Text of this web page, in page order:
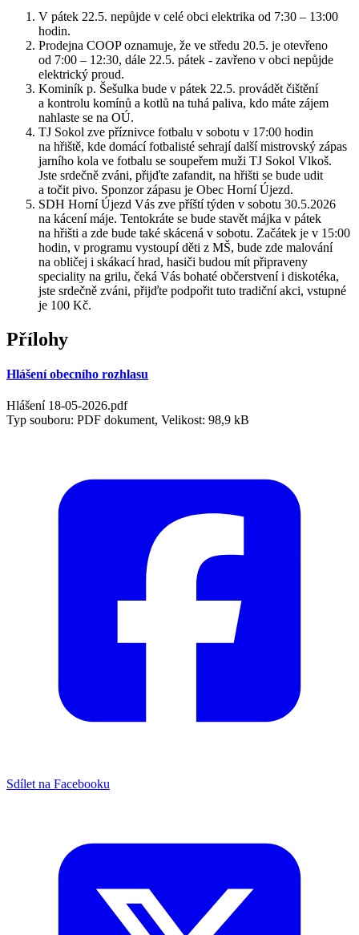
V pátek 22.5. nepůjde v celé obci elektrika od 7:30 – 13:00
hodin.
Prodejna COOP oznamuje, že ve středu 20.5. je otevřeno
od 7:00 – 12:30, dále 22.5. pátek - zavřeno v obci nepůjde
elektrický proud.
Kominík p. Šešulka bude v pátek 22.5. provádět čištění
a kontrolu komínů a kotlů na tuhá paliva, kdo máte zájem
nahlaste se na OÚ.
TJ Sokol zve příznivce fotbalu v sobotu v 17:00 hodin
na hřiště, kde domácí fotbalisté sehrají další mistrovský zápas
jarního kola ve fotbalu se soupeřem muži TJ Sokol Vlkoš.
Jste srdečně zváni, přijďte zafandit, na hřišti se bude udit
a točit pivo. Sponzor zápasu je Obec Horní Újezd.
SDH Horní Újezd Vás zve příští týden v sobotu 30.5.2026
na kácení máje. Tentokráte se bude stavět májka v pátek
na hřišti a zde bude také skácená v sobotu. Začátek je v 15:00
hodin, v programu vystoupí děti z MŠ, bude zde malování
na obličej i skákací hrad, hasiči budou mít připraveny
speciality na grilu, čeká Vás bohaté občerstvení i diskotéka,
jste srdečně zváni, přijďte podpořit tuto tradiční akci, vstupné
je 100 Kč.
Přílohy
Hlášení obecního rozhlasu
Hlášení 18-05-2026.pdf
Typ souboru: PDF dokument, Velikost: 98,9 kB
Sdílet na Facebooku